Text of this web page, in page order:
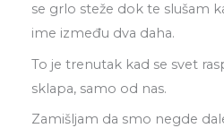
se grlo steže dok te slušam
ime između dva daha.
To je trenutak kad se svet
sklapa, samo od nas.
Zamišljam da smo negde